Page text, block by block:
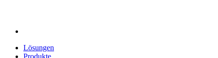
Lösungen
Produkte